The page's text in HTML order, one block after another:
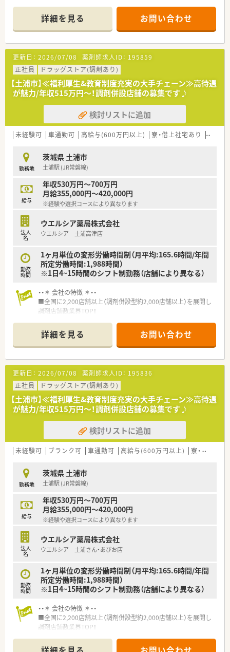
■全国の大学病院総数に対する出店割合 約50%
■従業員の男女比率 4:7（女性が多め）
■育休からの復帰者の社員定着率 97％
■かかりつけ薬剤師の在籍店舗割合 86%
≪安心して長く働ける福利厚生制度！≫
働きやすさを追求した職場環境と、ライフステージに合わせた福
利厚生を充実させています。
ひとり暮らしの方や子育てをしながら働く方など、様々なサポー
トございます！
結婚や出産などのライフステージに変化がある際など、安心して
働き続けることが可能です。
≪こんな方を募集中≫
ちの方
■豊富な在宅業務のご経験を活かしたい方
■マネジメント等のご経験があり、そのスキルを活かしてキャリ
アアップしたい方
頑張り次第で高給与も可能！
■経験や勤務コースによりますが、経験の少ない方でも500万前
半スタートと業界TOP水準！
■職種や職域に合わせ、豊富な社内研修や外部組織と連携した研
修を用意されています
■薬剤師が中心の会社だからこそ活躍できるキャリアパスが多
種多様に用意されています。
■店舗拡大に伴い、エリアマネジャーや営業部長等のマネジメン
トのポジションも増えます。
■在宅や教育等の専門性を活かせるスペシャリストを目指すこ
とも可能です。
■その他にも、管理部門や商品部門等の本社スタッフなど活動領
域は多種多様です。
■在宅実施店舗は年々増加しており、在宅医療へもしっかりと関
■育児休暇は3歳まで取得が可能で、時短制度は小学5年生まで
時短勤務ができるよう変更予定です。
■年間休日が120日とワークライフバランスが整っています
■日用品から常備薬まで、従業員割引制度など嬉しいメリットも
たくさんあります！
詳細を見る お問い合わせ
更新日： 2026/07/08 薬剤師求人ID： 195859
正社員
ドラッグストア(調剤あり)
【土浦市】≪福利厚生&教育制度充実の大手チェーン≫高待遇
が魅力/年収515万円～！調剤併設店舗の募集です♪
検討リストに追加
未経験可 車通勤可 高給与(600万円以上) 寮・借上社宅あり 教育制
勤務地
茨城県 土浦市
土浦駅 (JR常磐線)
給与
年収530万円～700万円
月給355,000円～420,000円
※経験や選択コースにより異なります
法人
名
ウエルシア薬局株式会社
ウエルシア 土浦高津店
勤務
時間
1ヶ月単位の変形労働時間制（月平均:165.6時間/年間
所定労働時間:1,988時間）
※1日4~15時間のシフト制勤務（店舗により異なる）
・・＊ 会社の特徴 ＊・・
■全国に2,200店舗以上（調剤併設型約2,000店舗以上）を展開し
調剤店舗数業界TOP！
頑張り次第で高給与も可能！
■経験や勤務コースによりますが、経験の少ない方でも500万前
半スタートと業界TOP水準！
■職種や職域に合わせ、豊富な社内研修や外部組織と連携した研
修を用意されています
■薬剤師が中心の会社だからこそ活躍できるキャリアパスが多
種多様に用意されています。
■店舗拡大に伴い、エリアマネジャーや営業部長等のマネジメン
トのポジションも増えます。
■在宅や教育等の専門性を活かせるスペシャリストを目指すこ
とも可能です。
■その他にも、管理部門や商品部門等の本社スタッフなど活動領
域は多種多様です。
■在宅実施店舗は年々増加しており、在宅医療へもしっかりと関
■育児休暇は3歳まで取得が可能で、時短制度は小学5年生まで
時短勤務ができるよう変更予定です。
■年間休日が120日とワークライフバランスが整っています
■日用品から常備薬まで、従業員割引制度など嬉しいメリットも
たくさんあります！
詳細を見る お問い合わせ
更新日： 2026/07/08 薬剤師求人ID： 195836
正社員
ドラッグストア(調剤あり)
【土浦市】≪福利厚生&教育制度充実の大手チェーン≫高待遇
が魅力/年収515万円～！調剤併設店舗の募集です♪
検討リストに追加
未経験可 ブランク可 車通勤可 高給与(600万円以上) 寮・借上社宅あり
勤務地
茨城県 土浦市
土浦駅 (JR常磐線)
給与
年収530万円～700万円
月給355,000円～420,000円
※経験や選択コースにより異なります
法人
名
ウエルシア薬局株式会社
ウエルシア 土浦さん・あぴお店
勤務
時間
1ヶ月単位の変形労働時間制（月平均:165.6時間/年間
所定労働時間:1,988時間）
※1日4~15時間のシフト制勤務（店舗により異なる）
・・＊ 会社の特徴 ＊・・
■全国に2,200店舗以上（調剤併設型約2,000店舗以上）を展開し
調剤店舗数業界TOP！
頑張り次第で高給与も可能！